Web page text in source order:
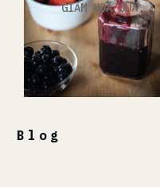
GIẤM HOA QUẢ
Blog